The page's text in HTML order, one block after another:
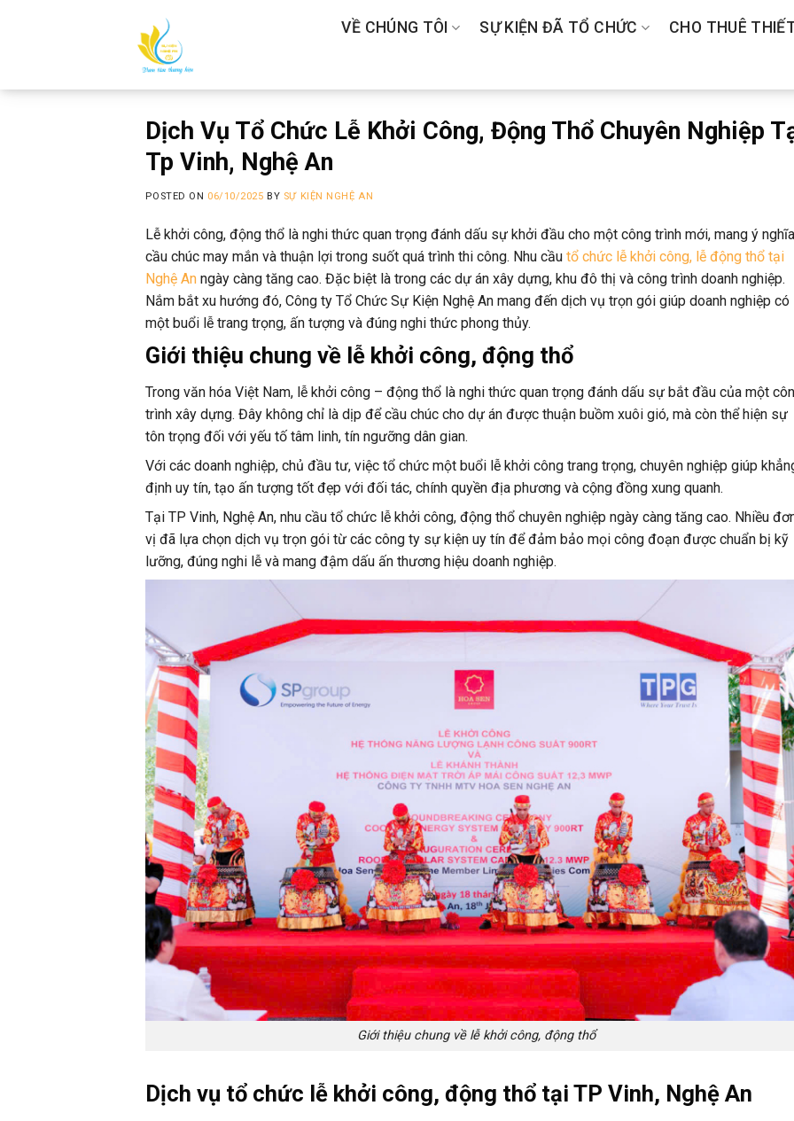
VỀ CHÚNG TÔI SỰ KIỆN ĐÃ TỔ CHỨC CHO THUÊ
Dịch Vụ Tổ Chức Lễ Khởi Công, Động Thổ Chuyên Nghiệp
Tp Vinh, Nghệ An
POSTED ON 06/10/2025 BY SỰ KIỆN NGHỆ AN
Lễ khởi công, động thổ là nghi thức quan trọng đánh dấu sự khởi đầu cho một công trình mới, mang ý
cầu chúc may mắn và thuận lợi trong suốt quá trình thi công. Nhu cầutổ chức lễ khởi công, lễ động thổ tại
Nghệ An ngày càng tăng cao. Đặc biệt là trong các dự án xây dựng, khu đô thị và công trình doanh nghiệp.
Nắm bắt xu hướng đó, Công ty Tổ Chức Sự Kiện Nghệ An mang đến dịch vụ trọn gói giúp doanh nghiệp có
một buổi lễ trang trọng, ấn tượng và đúng nghi thức phong thủy.
Giới thiệu chung về lễ khởi công, động thổ
Trong văn hóa Việt Nam, lễ khởi công – động thổ là nghi thức quan trọng đánh dấu sự bắt đầu của một
trình xây dựng. Đây không chỉ là dịp để cầu chúc cho dự án được thuận buồm xuôi gió, mà còn thể hiện sự
tôn trọng đối với yếu tố tâm linh, tín ngưỡng dân gian.
Với các doanh nghiệp, chủ đầu tư, việc tổ chức một buổi lễ khởi công trang trọng, chuyên nghiệp giúp
định uy tín, tạo ấn tượng tốt đẹp với đối tác, chính quyền địa phương và cộng đồng xung quanh.
Tại TP Vinh, Nghệ An, nhu cầu tổ chức lễ khởi công, động thổ chuyên nghiệp ngày càng tăng cao. Nhiều
vị đã lựa chọn dịch vụ trọn gói từ các công ty sự kiện uy tín để đảm bảo mọi công đoạn được chuẩn bị kỹ
lưỡng, đúng nghi lễ và mang đậm dấu ấn thương hiệu doanh nghiệp.
Giới thiệu chung về lễ khởi công, động thổ
Dịch vụ tổ chức lễ khởi công, động thổ tại TP Vinh, Nghệ An